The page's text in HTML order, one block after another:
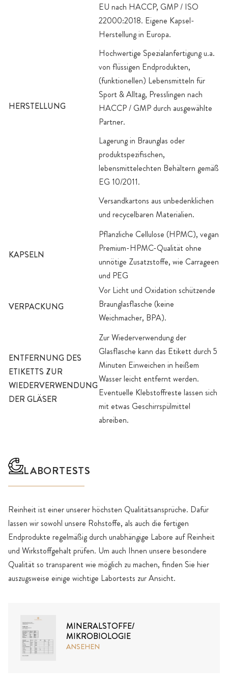
HERSTELLUNG
EU nach HACCP, GMP / ISO
22000:2018. Eigene Kapsel-
Herstellung in Europa.
Hochwertige Spezialanfertigung u.a.
von flüssigen Endprodukten,
(funktionellen) Lebensmitteln für
Sport & Alltag, Presslingen nach
HACCP / GMP durch ausgewählte
Partner.
Lagerung in Braunglas oder
produktspezifischen,
lebensmittelechten Behältern gemäß
EG 10/2011.
Versandkartons aus unbedenklichen
und recycelbaren Materialien.
KAPSELN
Pflanzliche Cellulose (HPMC), vegan
Premium-HPMC-Qualität ohne
unnötige Zusatzstoffe, wie Carrageen
und PEG
VERPACKUNG
Vor Licht und Oxidation schützende
Braunglasflasche (keine
Weichmacher, BPA).
ENTFERNUNG DES
ETIKETTS ZUR
WIEDERVERWENDUNG
DER GLÄSER
Zur Wiederverwendung der
Glasflasche kann das Etikett durch 5
Minuten Einweichen in heißem
Wasser leicht entfernt werden.
Eventuelle Klebstoffreste lassen sich
mit etwas Geschirrspülmittel
abreiben.
LABORTESTS
Reinheit ist einer unserer höchsten Qualitätsansprüche. Dafür
lassen wir sowohl unsere Rohstoffe, als auch die fertigen
Endprodukte regelmäßig durch unabhängige Labore auf Reinheit
und Wirkstoffgehalt prüfen. Um auch Ihnen unsere besondere
Qualität so transparent wie möglich zu machen, finden Sie hier
auszugsweise einige wichtige Labortests zur Ansicht.
MINERALSTOFFE/
MIKROBIOLOGIE
ANSEHEN